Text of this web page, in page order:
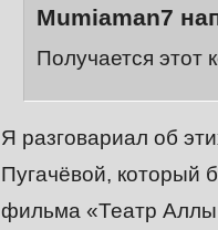
Mumiaman7
Получается этот
Я разговариал об
Пугачёвой, который
фильма «Театр Аллы